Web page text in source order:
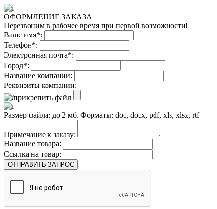
ОФОРМЛЕНИЕ ЗАКАЗА
Перезвоним в рабочее время при первой возможности!
Ваше имя*:
Телефон*:
Электронная почта*:
Город*:
Название компании:
Реквизиты компании:
прикрепить файл
Размер файла: до 2 мб. Форматы: doc, docx, pdf, xls, xlsx, rtf
Примечание к заказу:
Название товара:
Ссылка на товар:
ОТПРАВИТЬ ЗАПРОС